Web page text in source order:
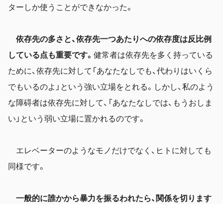
ターしか使うことができなかった。
依存先の多さと、依存先一つあたりへの依存度は反比例
している点も重要です。 健常者は依存先を多く持っている
ために、依存先に対して「あなたなしでも、代わりはいくら
でもいるのよ」という強い立場をとれる。しかし、私のよう
な障碍者は依存先に対して、「あなたなしでは、もうおしま
い」という弱い立場に置かれるのです。
エレベーターのようなモノだけでなく、ヒトに対しても
同様です。
一般的に誰かから暴力を振るわれたら、関係を切ります